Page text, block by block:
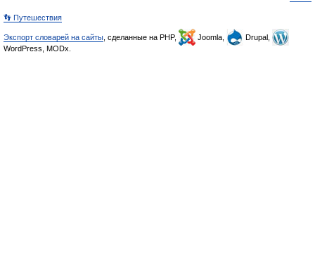
👣 Путешествия
Экспорт словарей на сайты , сделанные на PHP, Joomla,
Drupal,
WordPress, MODx.